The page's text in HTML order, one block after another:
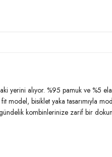
alıyor. %95 pamuk ve %5
bisiklet yaka tasarımıyla
kombinlerinize zarif bir